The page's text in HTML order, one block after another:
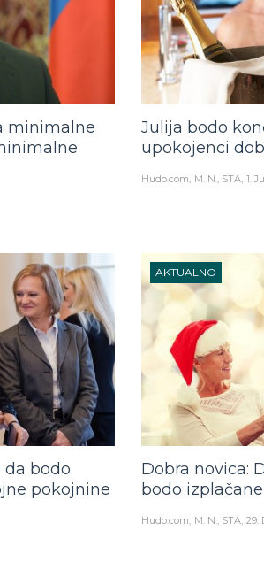
minimalne
Julija bodo
upokojenci
Hudo.com M. N., STA 1.
da bodo
pokojnine
AKTUALNO
Dobra novica:
bodo
Hudo.com M. N., STA 29.